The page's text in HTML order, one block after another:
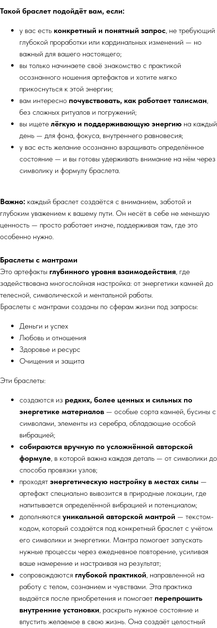
Такой браслет подойдёт вам, если:
у вас есть конкретный и понятный запрос, не требующий
глубокой проработки или кардинальных изменений — но
важный для вашего настоящего;
вы только начинаете своё знакомство с практикой
осознанного ношения артефактов и хотите мягко
прикоснуться к этой энергии;
вам интересно почувствовать, как работает талисман,
без сложных ритуалов и погружений;
вы ищете лёгкую и поддерживающую энергию на каждый
день — для фона, фокуса, внутреннего равновесия;
у вас есть желание осознанно взращивать определённое
состояние — и вы готовы удерживать внимание на нём через
символику и формулу браслета.
Важно: каждый браслет создаётся с вниманием, заботой и
глубоким уважением к вашему пути. Он несёт в себе не меньшую
ценность — просто работает иначе, поддерживая там, где это
особенно нужно.
Браслеты с мантрами
Это артефакты глубинного уровня взаимодействия, где
задействована многослойная настройка: от энергетики камней до
телесной, символической и ментальной работы.
Браслеты с мантрами созданы по сферам жизни под запросы:
Деньги и успех
Любовь и отношения
Здоровье и ресурс
Очищения и защита
Эти браслеты:
создаются из редких, более ценных и сильных по
энергетике материалов — особые сорта камней, бусины с
символами, элементы из серебра, обладающие особой
вибрацией;
собираются вручную по усложнённой авторской
формуле, в которой важна каждая деталь — от символики до
способа провязки узлов;
проходят энергетическую настройку в местах силы —
артефакт специально вывозится в природные локации, где
напитывается определённой вибрацией и потенциалом;
дополняются уникальной авторской мантрой — текстом-
кодом, который создаётся под конкретный браслет с учётом
его символики и энергетики. Мантра помогает запускать
нужные процессы через ежедневное повторение, усиливая
ваше намерение и настраивая на результат;
сопровождаются глубокой практикой, направленной на
работу с телом, сознанием и чувствами. Эта практика
выдаётся после приобретения и помогает перепрошить
внутренние установки, раскрыть нужное состояние и
впустить желаемое в свою жизнь. Она создаёт целостный